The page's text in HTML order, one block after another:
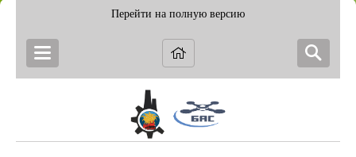
Перейти на полную версию